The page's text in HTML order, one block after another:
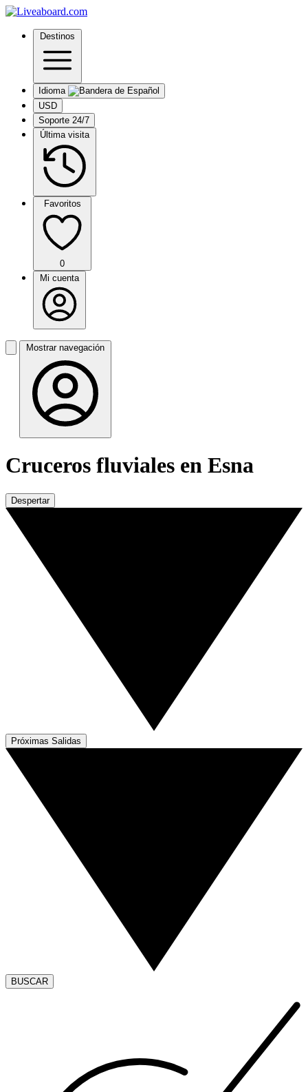
Destinos
Idioma
USD
Soporte 24/7
Última visita
Favoritos
0
Mi cuenta
Mostrar navegación
Cruceros fluviales en Esna
Despertar
Próximas Salidas
BUSCAR